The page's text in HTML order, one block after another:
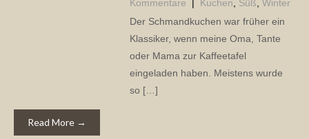
Kommentare Kuchen Süß Winter
Der Schmandkuchen war früher ein
Klassiker, wenn meine Oma, Tante
oder Mama zur Kaffeetafel
eingeladen haben. Meistens wurde
so […]
Read More →